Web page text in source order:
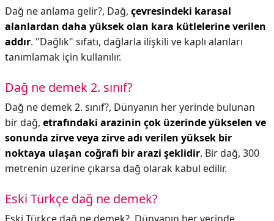
Dağ ne anlama gelir?, Dağ, çevresindeki karasal
alanlardan daha yüksek olan kara kütlelerine verilen
addır. "Dağlık" sıfatı, dağlarla ilişkili ve kaplı alanları
tanımlamak için kullanılır.
Dağ ne demek 2. sınıf?
Dağ ne demek 2. sınıf?, Dünyanın her yerinde bulunan
bir dağ, etrafındaki arazinin çok üzerinde yükselen ve
sonunda zirve veya zirve adı verilen yüksek bir
noktaya ulaşan coğrafi bir arazi şeklidir. Bir dağ, 300
metrenin üzerine çıkarsa dağ olarak kabul edilir.
Eski Türkçe dağ ne demek?